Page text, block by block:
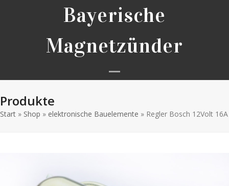
Bayerische
Magnetzünder
Open
menu
Close
menu
Produkte
Start » Shop » elektronische Bauelemente » Regler Bosch 12Volt 16A